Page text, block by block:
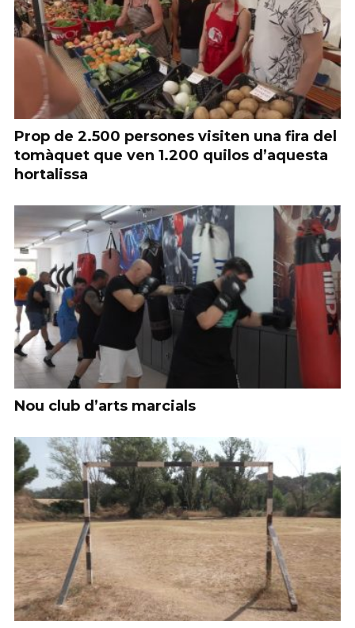
Prop de 2.500 persones visiten una fira del
tomàquet que ven 1.200 quilos d’aquesta
hortalissa
Nou club d’arts marcials